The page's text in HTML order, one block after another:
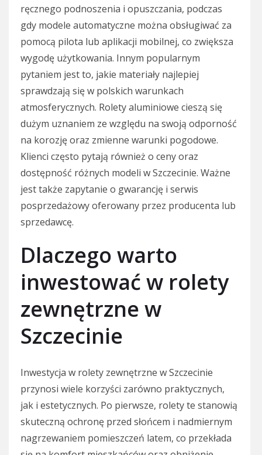
ręcznego podnoszenia i opuszczania, podczas
gdy modele automatyczne można obsługiwać za
pomocą pilota lub aplikacji mobilnej, co zwiększa
wygodę użytkowania. Innym popularnym
pytaniem jest to, jakie materiały najlepiej
sprawdzają się w polskich warunkach
atmosferycznych. Rolety aluminiowe cieszą się
dużym uznaniem ze względu na swoją odporność
na korozję oraz zmienne warunki pogodowe.
Klienci często pytają również o ceny oraz
dostępność różnych modeli w Szczecinie. Ważne
jest także zapytanie o gwarancję i serwis
posprzedażowy oferowany przez producenta lub
sprzedawcę.
Dlaczego warto
inwestować w rolety
zewnętrzne w
Szczecinie
Inwestycja w rolety zewnętrzne w Szczecinie
przynosi wiele korzyści zarówno praktycznych,
jak i estetycznych. Po pierwsze, rolety te stanowią
skuteczną ochronę przed słońcem i nadmiernym
nagrzewaniem pomieszczeń latem, co przekłada